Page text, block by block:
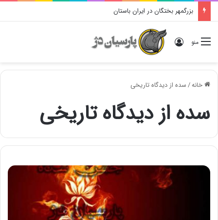
بزرگمهر بختگان در ایران باستان
منو ورود
خانه/سده از دیدگاه تاریخی
سده از دیدگاه تاریخی